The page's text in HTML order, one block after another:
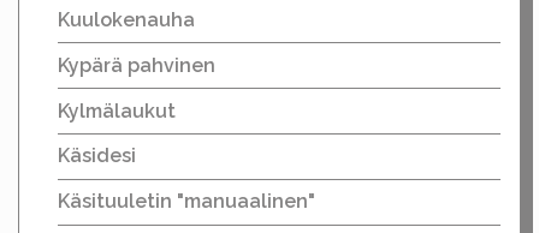
Kuulokenauha
Kypärä pahvinen
Kylmälaukut
Käsidesi
Käsituuletin "manuaalinen"